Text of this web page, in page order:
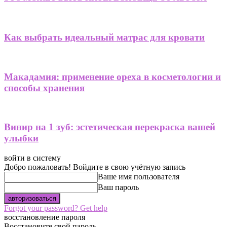
Как выбрать идеальный матрас для кровати
Макадамия: применение ореха в косметологии и
способы хранения
Винир на 1 зуб: эстетическая перекраска вашей
улыбки
войти в систему
Добро пожаловать! Войдите в свою учётную запись
Ваше имя пользователя
Ваш пароль
Forgot your password? Get help
восстановление пароля